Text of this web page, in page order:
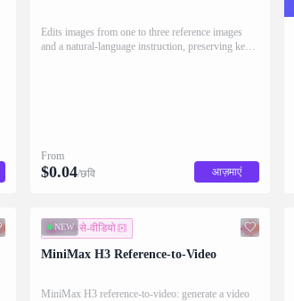
Edits images from one to three reference images
and a natural-language instruction, preserving key
From
$0.04/छवि आज़माएं
NEW
इमेज-से-वीडियो
MiniMax H3 Reference-to-Video
MiniMax H3 reference-to-video: generate a video